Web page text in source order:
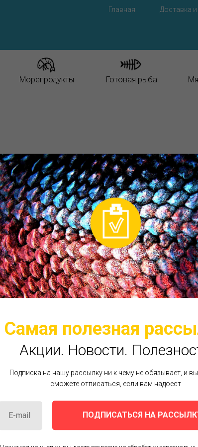
Доставка
Готовая рыба
Морепродукты
Главная
Самая полезная
Акции. Новости.
Подписка на нашу рассылку ни к чему не обязывает, и вы
сможете отписаться, если вам надоест
ПОДПИСАТЬСЯ НА
550 руб.
OUT OF STOCK